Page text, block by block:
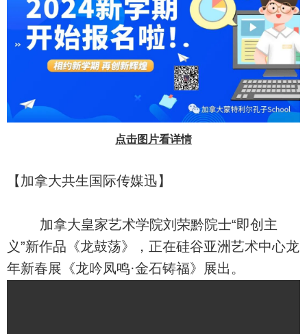
点击图片看详情
【加拿大共生国际传媒迅】
加拿大皇家艺术学院刘荣黔院士“即创主
义”新作品《龙鼓荡》，正在硅谷亚洲艺术中心龙
年新春展《龙吟凤鸣·金石铸福》展出。